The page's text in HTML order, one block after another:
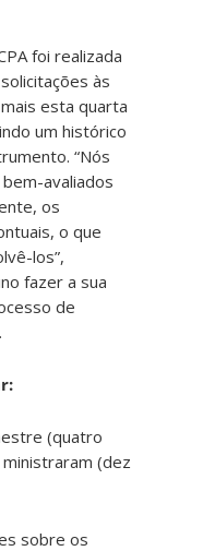
foi realizada
às
esta quarta
um histórico
“Nós
avaliados
os
o que
los”,
fazer a sua
de
(quatro
(dez
sobre os